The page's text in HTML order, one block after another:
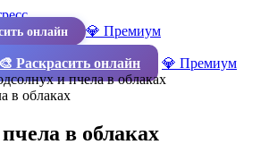
онлайн
💎 Премиум
🎨 Раскрасить онлайн
💎 Премиум
и пчела в облаках
в облаках